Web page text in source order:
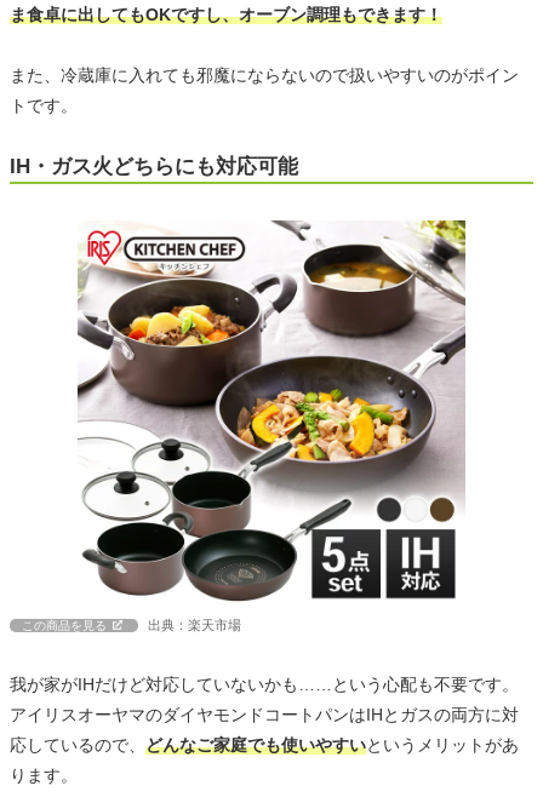
ま食卓に出してもOKですし、オーブン調理もできます！
また、冷蔵庫に入れても邪魔にならないので扱いやすいのがポイン
トです。
IH・ガス火どちらにも対応可能
この商品を見る 出典：楽天市場
我が家がIHだけど対応していないかも……という心配も不要です。
アイリスオーヤマのダイヤモンドコートパンはIHとガスの両方に対
応しているので、 どんなご家庭でも使いやすいというメリットがあ
ります。